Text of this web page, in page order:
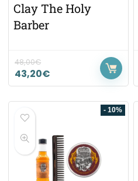
Clay The Holy
Barber
48,00€
43,20€
- 10%